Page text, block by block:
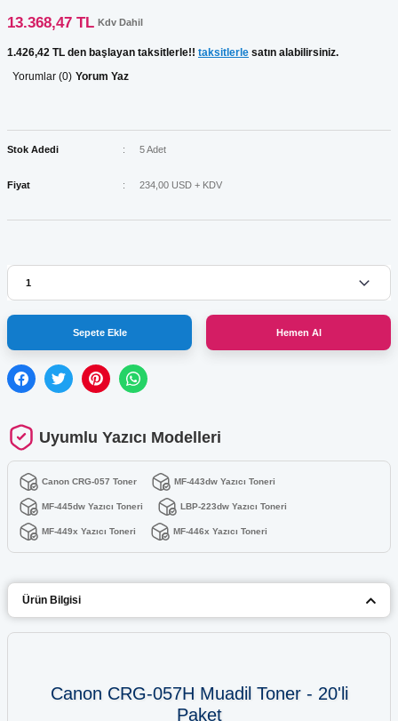
13.368,47 TL Kdv Dahil
1.426,42 TL den başlayan taksitlerle!! taksitlerle satın alabilirsiniz.
Yorumlar (0) Yorum Yaz
Stok Adedi 5 Adet
Fiyat 234,00 USD + KDV
Sepete Ekle Hemen Al
Uyumlu Yazıcı Modelleri
Canon CRG-057 Toner MF-443dw Yazıcı Toneri
MF-445dw Yazıcı Toneri LBP-223dw Yazıcı Toneri
MF-449x Yazıcı Toneri MF-446x Yazıcı Toneri
Ürün Bilgisi
Canon CRG-057H Muadil Toner - 20'li
Paket